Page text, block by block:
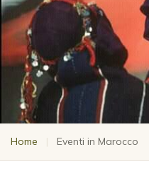
Home | Eventi in Marocco